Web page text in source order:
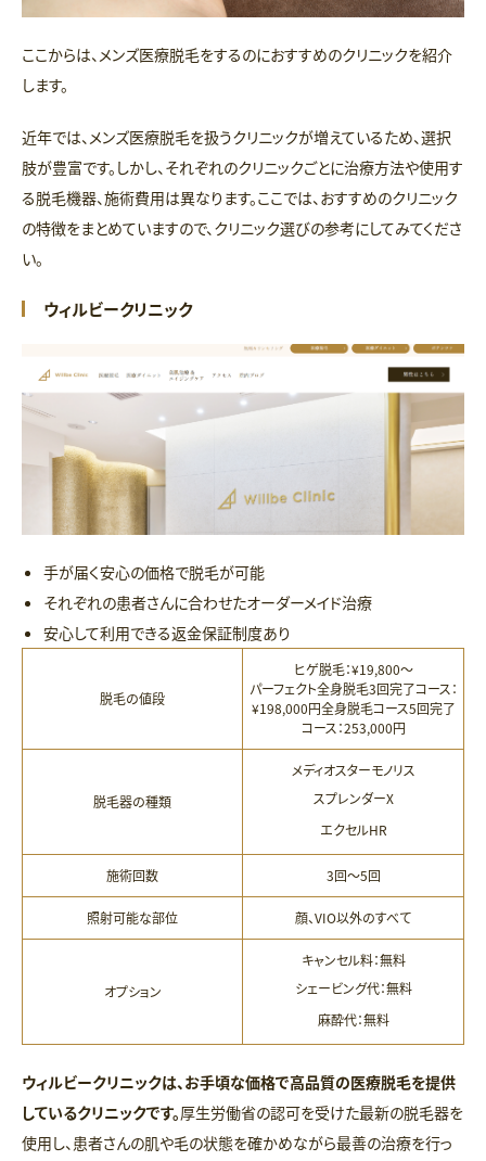
ここからは、メンズ医療脱毛をするのにおすすめのクリニックを紹介
します。
近年では、メンズ医療脱毛を扱うクリニックが増えているため、選択
肢が豊富です。しかし、それぞれのクリニックごとに治療方法や使用す
る脱毛機器、施術費用は異なります。ここでは、おすすめのクリニック
の特徴をまとめていますので、クリニック選びの参考にしてみてくださ
い。
ウィルビークリニック
手が届く安心の価格で脱毛が可能
それぞれの患者さんに合わせたオーダーメイド治療
安心して利用できる返金保証制度あり
脱毛の値段
ヒゲ脱毛：¥19,800〜
パーフェクト全身脱毛3回完了コース：
¥198,000円全身脱毛コース5回完了
コース：253,000円
脱毛器の種類
メディオスターモノリス
スプレンダーX
エクセルHR
施術回数 3回〜5回
照射可能な部位 顔、VIO以外のすべて
オプション
キャンセル料：無料
シェービング代：無料
麻酔代：無料
ウィルビークリニックは、お手頃な価格で高品質の医療脱毛を提供
しているクリニックです。厚生労働省の認可を受けた最新の脱毛器を
使用し、患者さんの肌や毛の状態を確かめながら最善の治療を行っ